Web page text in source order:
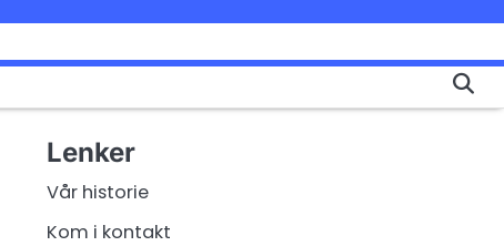
Lenker
Vår historie
Kom i kontakt